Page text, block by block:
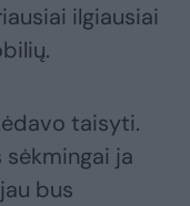
ilgiausiai
taisyti.
ja
bus